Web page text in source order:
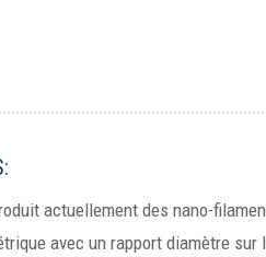
actuellement des nano-
avec un rapport diamètre